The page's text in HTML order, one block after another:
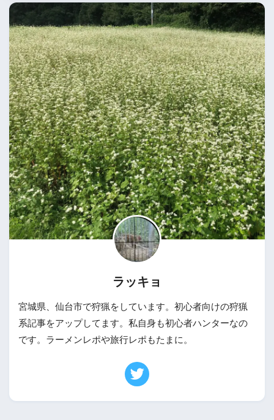
ラッキョ
宮城県、仙台市で狩猟をしています。初心者向けの狩猟
系記事をアップしてます。私自身も初心者ハンターなの
です。ラーメンレポや旅行レポもたまに。